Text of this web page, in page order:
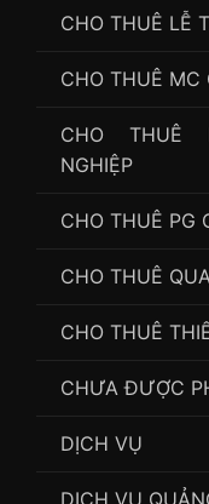
CHO THUÊ LỄ
CHO THUÊ MC
CHO THUÊ
NGHIỆP
CHO THUÊ PG
CHO THUÊ
CHO THUÊ
CHƯA ĐƯỢC
DỊCH VỤ